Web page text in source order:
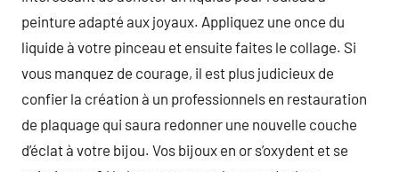
peinture adapté aux joyaux. Appliquez une once du
liquide à votre pinceau et ensuite faites le collage. Si
vous manquez de courage, il est plus judicieux de
confier la création à un professionnels en restauration
de plaquage qui saura redonner une nouvelle couche
d’éclat à votre bijou. Vos bijoux en or s’oxydent et se